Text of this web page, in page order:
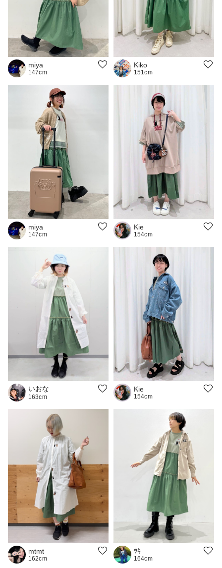
miya
147cm
Kiko
151cm
miya
147cm
Kie
154cm
いおな
163cm
Kie
154cm
mtmt
162cm
ﾂｷ
164cm